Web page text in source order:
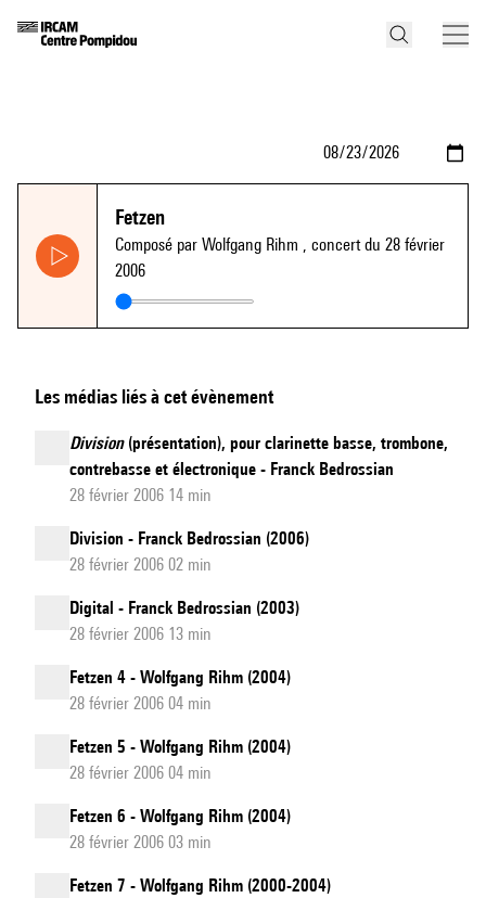
Fetzen
Composé par Wolfgang Rihm , concert du 28 février
2006
Les médias liés à cet évènement
Division(présentation), pour clarinette basse, trombone,
contrebasse et électronique - Franck Bedrossian
28 février 2006 14 min
Division - Franck Bedrossian (2006)
28 février 2006 02 min
Digital - Franck Bedrossian (2003)
28 février 2006 13 min
Fetzen 4 - Wolfgang Rihm (2004)
28 février 2006 04 min
Fetzen 5 - Wolfgang Rihm (2004)
28 février 2006 04 min
Fetzen 6 - Wolfgang Rihm (2004)
28 février 2006 03 min
Fetzen 7 - Wolfgang Rihm (2000-2004)